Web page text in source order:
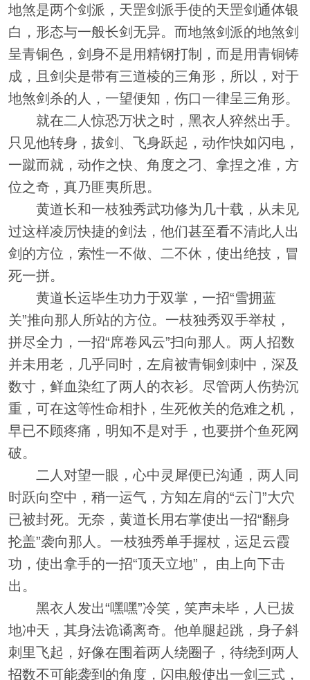
地煞是两个剑派，天罡剑派手使的天罡剑通体银
白，形态与一般长剑无异。而地煞剑派的地煞剑
呈青铜色，剑身不是用精钢打制，而是用青铜铸
成，且剑尖是带有三道棱的三角形，所以，对于
地煞剑杀的人，一望便知，伤口一律呈三角形。
就在二人惊恐万状之时，黑衣人猝然出手。
只见他转身，拔剑、飞身跃起，动作快如闪电，
一蹴而就，动作之快、角度之刁、拿捏之准，方
位之奇，真乃匪夷所思。
黄道长和一枝独秀武功修为几十载，从未见
过这样凌厉快捷的剑法，他们甚至看不清此人出
剑的方位，索性一不做、二不休，使出绝技，冒
死一拼。
黄道长运毕生功力于双掌，一招“雪拥蓝
关”推向那人所站的方位。一枝独秀双手举杖，
拼尽全力，一招“席卷风云”扫向那人。两人招数
并未用老，几乎同时，左肩被青铜剑刺中，深及
数寸，鲜血染红了两人的衣衫。尽管两人伤势沉
重，可在这等性命相扑，生死攸关的危难之机，
早已不顾疼痛，明知不是对手，也要拼个鱼死网
破。
二人对望一眼，心中灵犀便已沟通，两人同
时跃向空中，稍一运气，方知左肩的“云门”大穴
已被封死。无奈，黄道长用右掌使出一招“翻身
抡盖”袭向那人。一枝独秀单手握杖，运足云霞
功，使出拿手的一招“顶天立地”， 由上向下击
出。
黑衣人发出“嘿嘿”冷笑，笑声未毕，人已拔
地冲天，其身法诡谲离奇。他单腿起跳，身子斜
刺里飞起，好像在围着两人绕圈子，待绕到两人
招数不可能袭到的角度，闪电般使出一剑三式，